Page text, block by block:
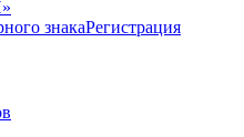
Регистрация